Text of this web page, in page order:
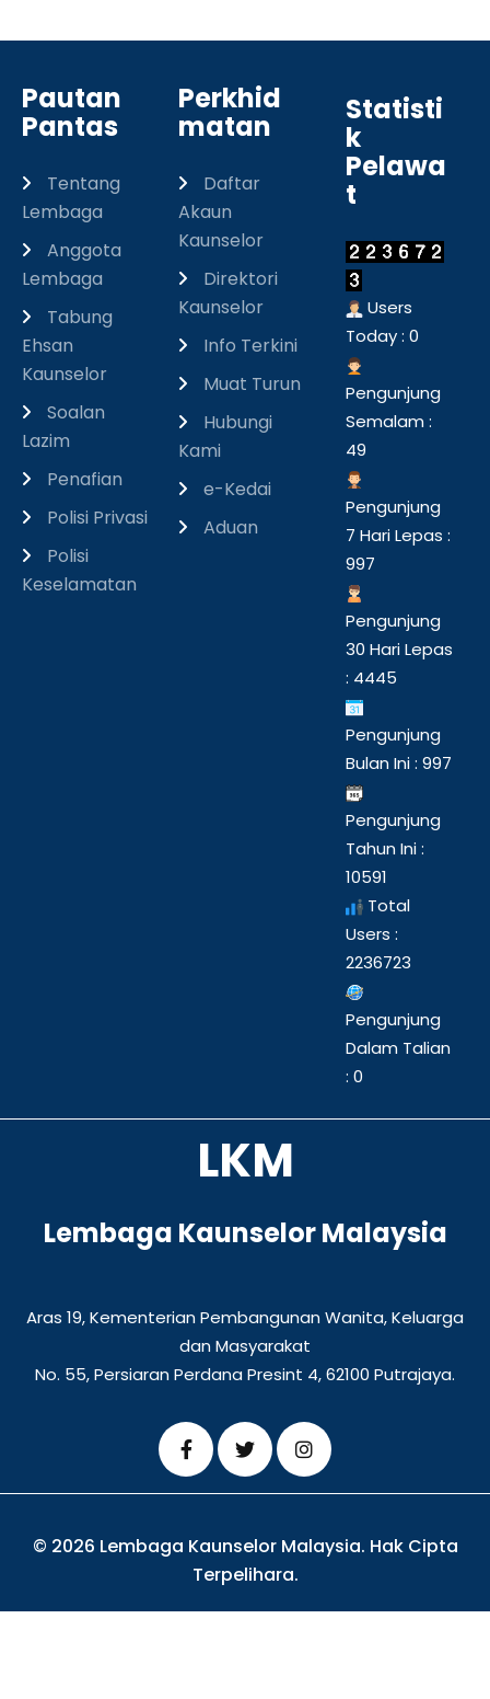
Pautan
Pantas
Tentang
Lembaga
Anggota
Lembaga
Tabung
Ehsan
Kaunselor
Soalan
Lazim
Penafian
Polisi Privasi
Polisi
Keselamatan
Perkhid
matan
Daftar
Akaun
Kaunselor
Direktori
Kaunselor
Info Terkini
Muat Turun
Hubungi
Kami
e-Kedai
Aduan
Statisti
k
Pelawa
t
Users
Today : 0
Pengunjung
Semalam :
49
Pengunjung
7 Hari Lepas :
997
Pengunjung
30 Hari Lepas
: 4445
Pengunjung
Bulan Ini : 997
Pengunjung
Tahun Ini :
10591
Total
Users :
2236723
Pengunjung
Dalam Talian
: 0
LKM
Lembaga Kaunselor Malaysia
Aras 19, Kementerian Pembangunan Wanita, Keluarga
dan Masyarakat
No. 55, Persiaran Perdana Presint 4, 62100 Putrajaya.
© 2026 Lembaga Kaunselor Malaysia. Hak Cipta
Terpelihara.